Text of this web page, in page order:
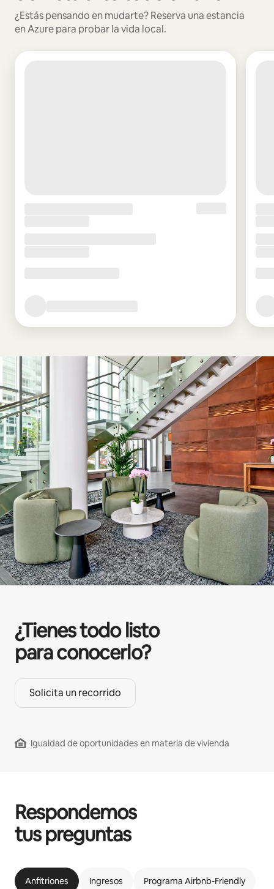
¿Estás pensando en mudarte? Reserva una estancia
en Azure para probar la vida local.
¿Tienes todo listo
para conocerlo?
Solicita un recorrido
Igualdad de oportunidades en materia de vivienda
Respondemos
tus preguntas
Anfitriones Ingresos Programa Airbnb-Friendly